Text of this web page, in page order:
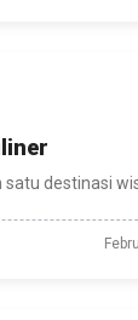
destinasi